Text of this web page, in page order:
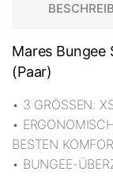
Mares
(Paar)
• 3 GRÖSSEN:
•
BESTEN
• BUNGEE-